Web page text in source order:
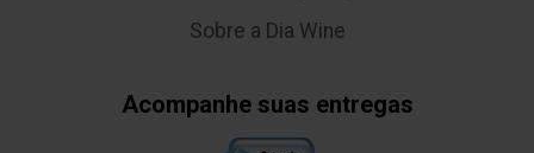
Sobre a Dia Wine
Acompanhe suas entregas